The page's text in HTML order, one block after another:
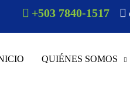
+503 7840-1517
QUIÉNES SOMOS